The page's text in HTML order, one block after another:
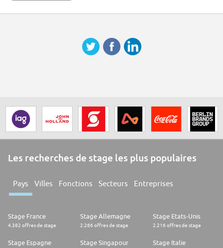
Les recherches de stage les plus populaires
Pays Villes Fonctions Secteurs Entreprises
Stage France
4.382 offres de stage
Stage Allemagne
2.266 offres de stage
Stage Etats-Unis
2.216 offres de stage
Stage Espagne Stage Singapour Stage Italie